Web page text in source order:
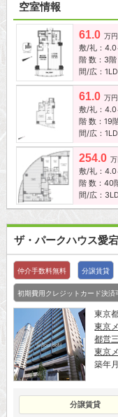
空室情報
61.0 万円
敷/礼：4.0
階 数：3階
間/広：
61.0 万円
敷/礼：4.0
階 数：19
間/広：
254.0
敷/礼：4.0
階 数：40
間/広：
ザ・パークハウス愛
仲介手数料無料 分譲賃貸
初期費用クレジットカード決済
東京
東京
都営
東京
築年
分譲賃貸